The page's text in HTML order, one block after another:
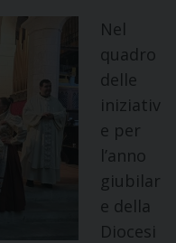
Nel
quadro
delle
iniziativ
e per
l’anno
giubilar
e della
Diocesi